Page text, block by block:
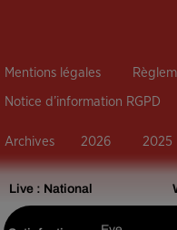
Live : National
Mentions légales
Notice d’information RGPD
Archives 2026 2025